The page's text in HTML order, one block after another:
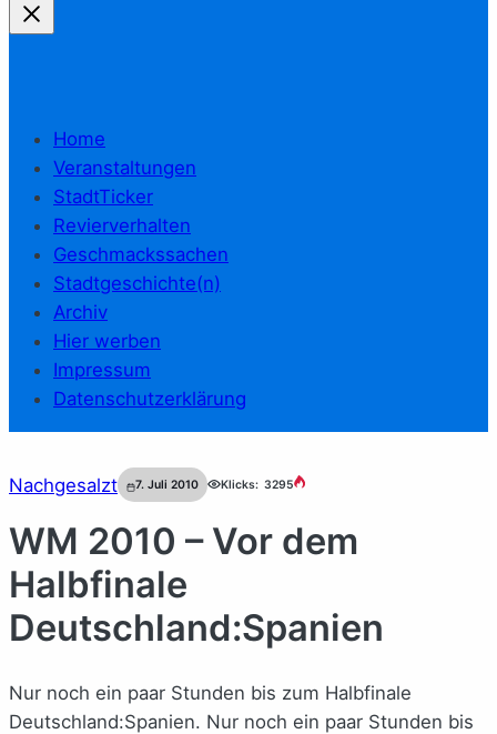
Home
Veranstaltungen
StadtTicker
Revierverhalten
Geschmackssachen
Stadtgeschichte(n)
Archiv
Hier werben
Impressum
Datenschutzerklärung
Nachgesalzt 7. Juli 2010 Klicks: 3295
WM 2010 – Vor dem
Halbfinale
Deutschland:Spanien
Nur noch ein paar Stunden bis zum Halbfinale
Deutschland:Spanien. Nur noch ein paar Stunden bis